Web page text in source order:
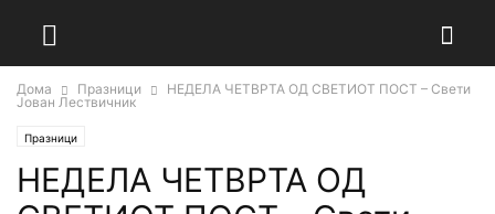
Дома Празници
НЕДЕЛА ЧЕТВРТА ОД СВЕТИОТ ПОСТ – Свети
Јован Лествичник
Празници
НЕДЕЛА ЧЕТВРТА ОД